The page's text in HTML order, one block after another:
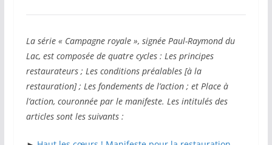
La série « Campagne royale », signée Paul-Raymond du
Lac, est composée de quatre cycles : Les principes
restaurateurs ; Les conditions préalables [à la
restauration] ; Les fondements de l’action ; et Place à
l’action, couronnée par le manifeste. Les intitulés des
articles sont les suivants :